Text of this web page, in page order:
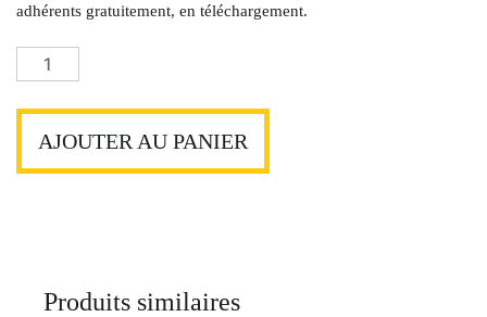
adhérents gratuitement, en téléchargement.
quantité
de
Avenant
AJOUTER AU PANIER
Produits similaires